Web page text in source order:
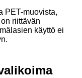
PET-muovista,
riittävän
käyttö ei